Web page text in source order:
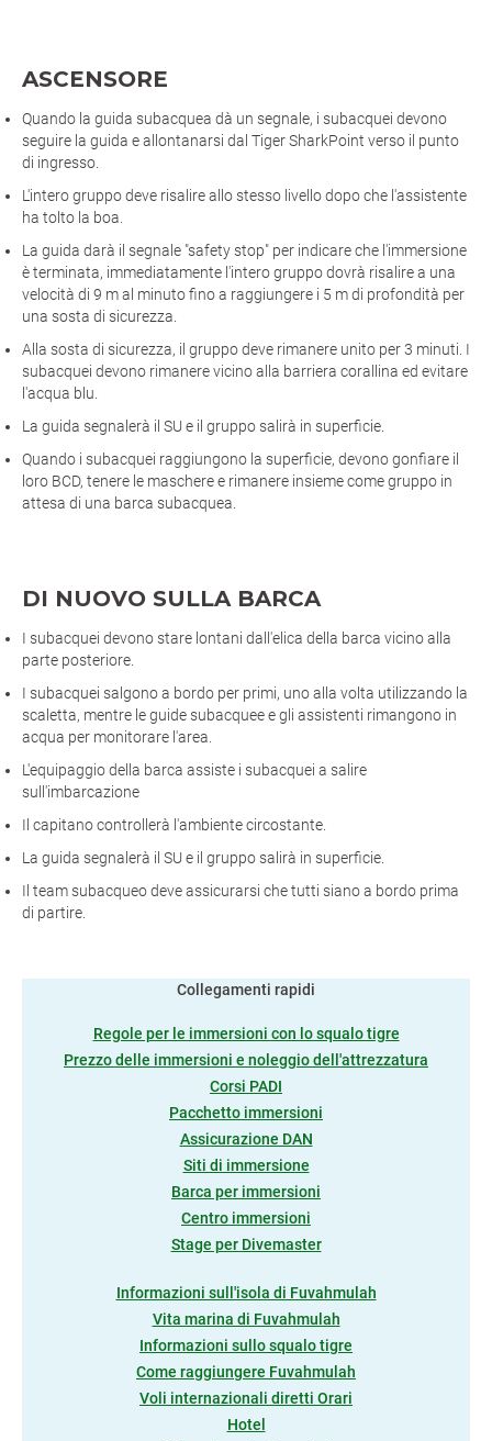
ASCENSORE
Quando la guida subacquea dà un segnale, i subacquei devono
seguire la guida e allontanarsi dal Tiger SharkPoint verso il punto
di ingresso.
L'intero gruppo deve risalire allo stesso livello dopo che l'assistente
ha tolto la boa.
La guida darà il segnale "safety stop" per indicare che l'immersione
è terminata, immediatamente l'intero gruppo dovrà risalire a una
velocità di 9 m al minuto fino a raggiungere i 5 m di profondità per
una sosta di sicurezza.
Alla sosta di sicurezza, il gruppo deve rimanere unito per 3 minuti. I
subacquei devono rimanere vicino alla barriera corallina ed evitare
l'acqua blu.
La guida segnalerà il SU e il gruppo salirà in superficie.
Quando i subacquei raggiungono la superficie, devono gonfiare il
loro BCD, tenere le maschere e rimanere insieme come gruppo in
attesa di una barca subacquea.
DI NUOVO SULLA BARCA
I subacquei devono stare lontani dall'elica della barca vicino alla
parte posteriore.
I subacquei salgono a bordo per primi, uno alla volta utilizzando la
scaletta, mentre le guide subacquee e gli assistenti rimangono in
acqua per monitorare l'area.
L'equipaggio della barca assiste i subacquei a salire
sull'imbarcazione
Il capitano controllerà l'ambiente circostante.
La guida segnalerà il SU e il gruppo salirà in superficie.
Il team subacqueo deve assicurarsi che tutti siano a bordo prima
di partire.
Collegamenti rapidi
Regole per le immersioni con lo squalo tigre
Prezzo delle immersioni e noleggio dell'attrezzatura
Corsi PADI
Pacchetto immersioni
Assicurazione DAN
Siti di immersione
Barca per immersioni
Centro immersioni
Stage per Divemaster
Informazioni sull'isola di Fuvahmulah
Vita marina di Fuvahmulah
Informazioni sullo squalo tigre
Come raggiungere Fuvahmulah
Voli internazionali diretti Orari
Hotel